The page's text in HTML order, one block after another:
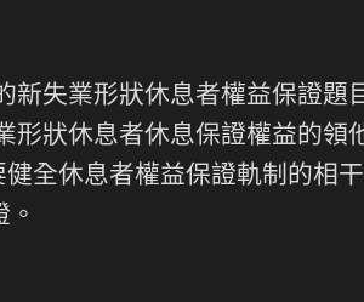
新失業形狀休息者權益保證
形狀休息者休息保證權益的領
全休息者權益保證軌制的相